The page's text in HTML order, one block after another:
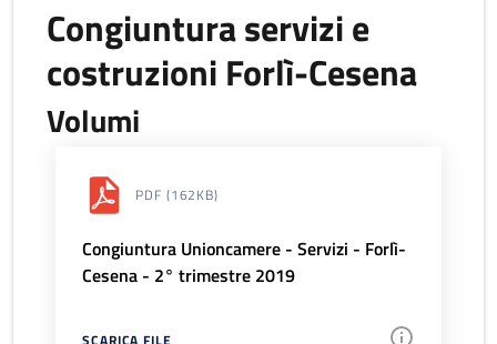
Congiuntura servizi e
costruzioni Forlì-Cesena
Volumi
PDF (162KB)
Congiuntura Unioncamere - Servizi - Forlì-
Cesena - 2° trimestre 2019